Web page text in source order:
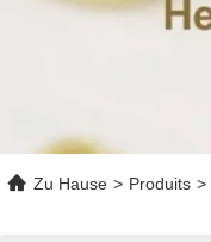
Zu Hause > Produits >